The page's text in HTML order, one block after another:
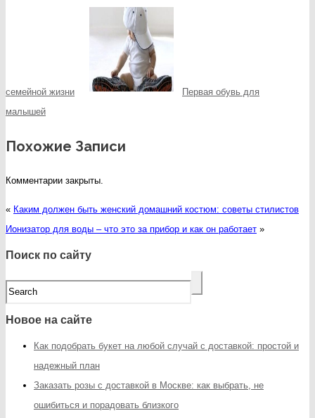
семейной жизни
Первая обувь для
малышей
Похожие Записи
Комментарии закрыты.
« Каким должен быть женский домашний костюм: советы стилистов
Ионизатор для воды – что это за прибор и как он работает »
Поиск по сайту
Новое на сайте
Как подобрать букет на любой случай с доставкой: простой и
надежный план
Заказать розы с доставкой в Москве: как выбрать, не
ошибиться и порадовать близкого